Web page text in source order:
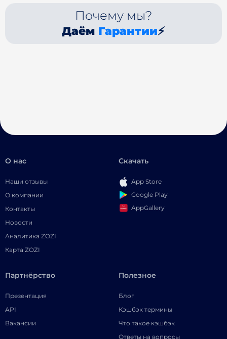
Почему мы?
Даём Гарантии⚡
О нас
Наши отзывы
О компании
Контакты
Новости
Аналитика ZOZI
Карта ZOZI
Скачать
App Store
Google Play
AppGallery
Партнёрство
Презентация
API
Вакансии
Полезное
Блог
Кэшбэк термины
Что такое кэшбэк
Ответы на вопросы